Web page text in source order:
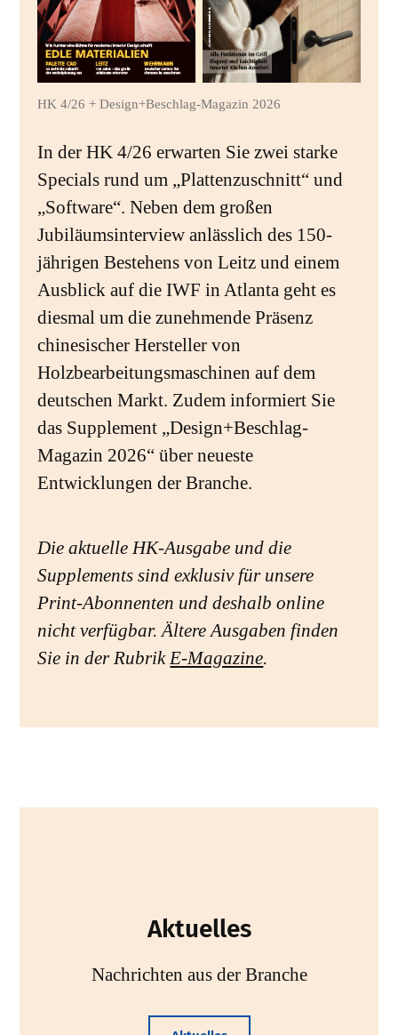
HK 4/26 + Design+Beschlag-Magazin 2026
In der HK 4/26 erwarten Sie zwei starke
Specials rund um „Plattenzuschnitt“ und
„Software“. Neben dem großen
Jubiläumsinterview anlässlich des 150-
jährigen Bestehens von Leitz und einem
Ausblick auf die IWF in Atlanta geht es
diesmal um die zunehmende Präsenz
chinesischer Hersteller von
Holzbearbeitungsmaschinen auf dem
deutschen Markt. Zudem informiert Sie
das Supplement „Design+Beschlag-
Magazin 2026“ über neueste
Entwicklungen der Branche.
Die aktuelle HK-Ausgabe und die
Supplements sind exklusiv für unsere
Print-Abonnenten und deshalb online
nicht verfügbar. Ältere Ausgaben finden
Sie in der RubrikE-Magazine.
Aktuelles
Nachrichten aus der Branche